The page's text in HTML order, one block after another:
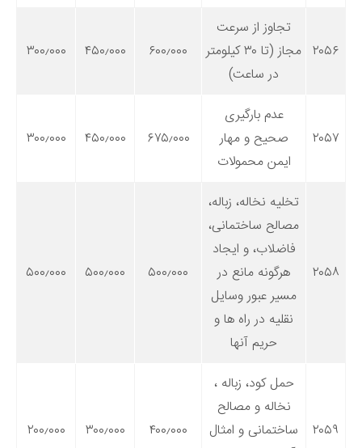
۲۰۵۶
تجاوز از سرعت
مجاز (تا ۳۰ کیلومتر
در ساعت)
۶۰۰٫۰۰۰ ۴۵۰٫۰۰۰ ۳۰۰٫۰۰۰
۲۰۵۷
عدم بارگیری
صحیح و مهار
ایمن محمولات
۶۷۵٫۰۰۰ ۴۵۰٫۰۰۰ ۳۰۰٫۰۰۰
۲۰۵۸
تخلیه نخاله، زباله،
مصالح ساختمانی،
فاضلاب، و ایجاد
هرگونه مانع در
مسیر عبور وسایل
نقلیه در راه ها و
حریم آنها
۵۰۰٫۰۰۰ ۵۰۰٫۰۰۰ ۵۰۰٫۰۰۰
۲۰۵۹
حمل کود، زباله ،
نخاله و مصالح
ساختمانی و امثال
۴۰۰٫۰۰۰ ۳۰۰٫۰۰۰ ۲۰۰٫۰۰۰